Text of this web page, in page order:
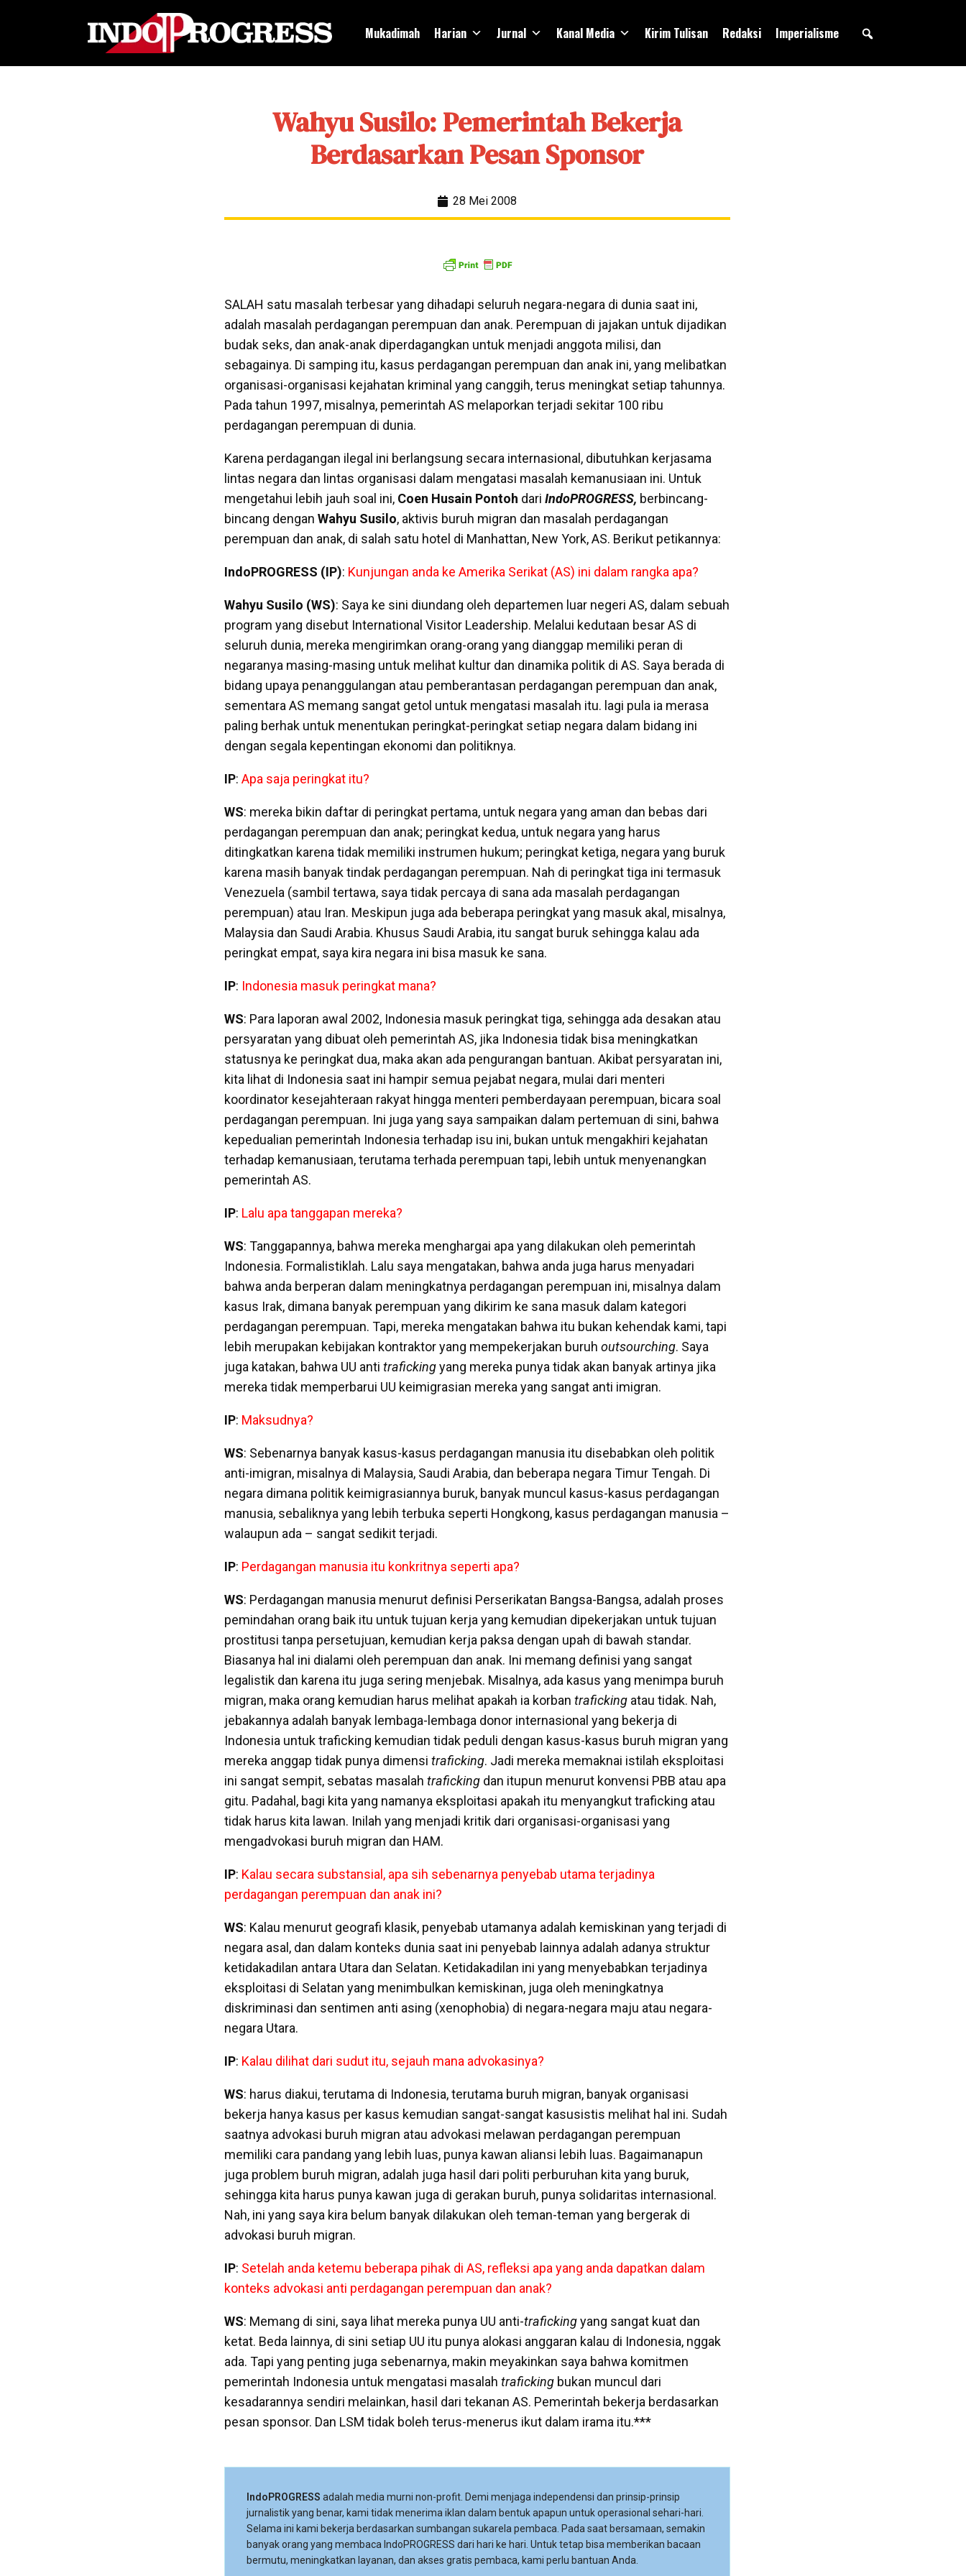
Mukadimah Harian Jurnal Kanal Media Kirim Tulisan Redaksi Imperialisme
Wahyu Susilo: Pemerintah Bekerja
Berdasarkan Pesan Sponsor
28 Mei 2008
SALAH satu masalah terbesar yang dihadapi seluruh negara-negara di dunia saat ini,
adalah masalah perdagangan perempuan dan anak. Perempuan di jajakan untuk dijadikan
budak seks, dan anak-anak diperdagangkan untuk menjadi anggota milisi, dan
sebagainya. Di samping itu, kasus perdagangan perempuan dan anak ini, yang melibatkan
organisasi-organisasi kejahatan kriminal yang canggih, terus meningkat setiap tahunnya.
Pada tahun 1997, misalnya, pemerintah AS melaporkan terjadi sekitar 100 ribu
perdagangan perempuan di dunia.
Karena perdagangan ilegal ini berlangsung secara internasional, dibutuhkan kerjasama
lintas negara dan lintas organisasi dalam mengatasi masalah kemanusiaan ini. Untuk
mengetahui lebih jauh soal ini, Coen Husain Pontoh dari IndoPROGRESS, berbincang-
bincang dengan Wahyu Susilo, aktivis buruh migran dan masalah perdagangan
perempuan dan anak, di salah satu hotel di Manhattan, New York, AS. Berikut petikannya:
IndoPROGRESS (IP): Kunjungan anda ke Amerika Serikat (AS) ini dalam rangka apa?
Wahyu Susilo (WS): Saya ke sini diundang oleh departemen luar negeri AS, dalam sebuah
program yang disebut International Visitor Leadership. Melalui kedutaan besar AS di
seluruh dunia, mereka mengirimkan orang-orang yang dianggap memiliki peran di
negaranya masing-masing untuk melihat kultur dan dinamika politik di AS. Saya berada di
bidang upaya penanggulangan atau pemberantasan perdagangan perempuan dan anak,
sementara AS memang sangat getol untuk mengatasi masalah itu. lagi pula ia merasa
paling berhak untuk menentukan peringkat-peringkat setiap negara dalam bidang ini
dengan segala kepentingan ekonomi dan politiknya.
IP: Apa saja peringkat itu?
WS: mereka bikin daftar di peringkat pertama, untuk negara yang aman dan bebas dari
perdagangan perempuan dan anak; peringkat kedua, untuk negara yang harus
ditingkatkan karena tidak memiliki instrumen hukum; peringkat ketiga, negara yang buruk
karena masih banyak tindak perdagangan perempuan. Nah di peringkat tiga ini termasuk
Venezuela (sambil tertawa, saya tidak percaya di sana ada masalah perdagangan
perempuan) atau Iran. Meskipun juga ada beberapa peringkat yang masuk akal, misalnya,
Malaysia dan Saudi Arabia. Khusus Saudi Arabia, itu sangat buruk sehingga kalau ada
peringkat empat, saya kira negara ini bisa masuk ke sana.
IP: Indonesia masuk peringkat mana?
WS: Para laporan awal 2002, Indonesia masuk peringkat tiga, sehingga ada desakan atau
persyaratan yang dibuat oleh pemerintah AS, jika Indonesia tidak bisa meningkatkan
statusnya ke peringkat dua, maka akan ada pengurangan bantuan. Akibat persyaratan ini,
kita lihat di Indonesia saat ini hampir semua pejabat negara, mulai dari menteri
koordinator kesejahteraan rakyat hingga menteri pemberdayaan perempuan, bicara soal
perdagangan perempuan. Ini juga yang saya sampaikan dalam pertemuan di sini, bahwa
kepedualian pemerintah Indonesia terhadap isu ini, bukan untuk mengakhiri kejahatan
terhadap kemanusiaan, terutama terhada perempuan tapi, lebih untuk menyenangkan
pemerintah AS.
IP: Lalu apa tanggapan mereka?
WS: Tanggapannya, bahwa mereka menghargai apa yang dilakukan oleh pemerintah
Indonesia. Formalistiklah. Lalu saya mengatakan, bahwa anda juga harus menyadari
bahwa anda berperan dalam meningkatnya perdagangan perempuan ini, misalnya dalam
kasus Irak, dimana banyak perempuan yang dikirim ke sana masuk dalam kategori
perdagangan perempuan. Tapi, mereka mengatakan bahwa itu bukan kehendak kami, tapi
lebih merupakan kebijakan kontraktor yang mempekerjakan buruh outsourching. Saya
juga katakan, bahwa UU anti trafickingyang mereka punya tidak akan banyak artinya jika
mereka tidak memperbarui UU keimigrasian mereka yang sangat anti imigran.
IP: Maksudnya?
WS: Sebenarnya banyak kasus-kasus perdagangan manusia itu disebabkan oleh politik
anti-imigran, misalnya di Malaysia, Saudi Arabia, dan beberapa negara Timur Tengah. Di
negara dimana politik keimigrasiannya buruk, banyak muncul kasus-kasus perdagangan
manusia, sebaliknya yang lebih terbuka seperti Hongkong, kasus perdagangan manusia –
walaupun ada – sangat sedikit terjadi.
IP: Perdagangan manusia itu konkritnya seperti apa?
WS: Perdagangan manusia menurut definisi Perserikatan Bangsa-Bangsa, adalah proses
pemindahan orang baik itu untuk tujuan kerja yang kemudian dipekerjakan untuk tujuan
prostitusi tanpa persetujuan, kemudian kerja paksa dengan upah di bawah standar.
Biasanya hal ini dialami oleh perempuan dan anak. Ini memang definisi yang sangat
legalistik dan karena itu juga sering menjebak. Misalnya, ada kasus yang menimpa buruh
migran, maka orang kemudian harus melihat apakah ia korban traficking atau tidak. Nah,
jebakannya adalah banyak lembaga-lembaga donor internasional yang bekerja di
Indonesia untuk traficking kemudian tidak peduli dengan kasus-kasus buruh migran yang
mereka anggap tidak punya dimensi traficking. Jadi mereka memaknai istilah eksploitasi
ini sangat sempit, sebatas masalah traficking dan itupun menurut konvensi PBB atau apa
gitu. Padahal, bagi kita yang namanya eksploitasi apakah itu menyangkut traficking atau
tidak harus kita lawan. Inilah yang menjadi kritik dari organisasi-organisasi yang
mengadvokasi buruh migran dan HAM.
IP: Kalau secara substansial, apa sih sebenarnya penyebab utama terjadinya
perdagangan perempuan dan anak ini?
WS: Kalau menurut geografi klasik, penyebab utamanya adalah kemiskinan yang terjadi di
negara asal, dan dalam konteks dunia saat ini penyebab lainnya adalah adanya struktur
ketidakadilan antara Utara dan Selatan. Ketidakadilan ini yang menyebabkan terjadinya
eksploitasi di Selatan yang menimbulkan kemiskinan, juga oleh meningkatnya
diskriminasi dan sentimen anti asing (xenophobia) di negara-negara maju atau negara-
negara Utara.
IP: Kalau dilihat dari sudut itu, sejauh mana advokasinya?
WS: harus diakui, terutama di Indonesia, terutama buruh migran, banyak organisasi
bekerja hanya kasus per kasus kemudian sangat-sangat kasusistis melihat hal ini. Sudah
saatnya advokasi buruh migran atau advokasi melawan perdagangan perempuan
memiliki cara pandang yang lebih luas, punya kawan aliansi lebih luas. Bagaimanapun
juga problem buruh migran, adalah juga hasil dari politi perburuhan kita yang buruk,
sehingga kita harus punya kawan juga di gerakan buruh, punya solidaritas internasional.
Nah, ini yang saya kira belum banyak dilakukan oleh teman-teman yang bergerak di
advokasi buruh migran.
IP: Setelah anda ketemu beberapa pihak di AS, refleksi apa yang anda dapatkan dalam
konteks advokasi anti perdagangan perempuan dan anak?
WS: Memang di sini, saya lihat mereka punya UU anti-trafickingyang sangat kuat dan
ketat. Beda lainnya, di sini setiap UU itu punya alokasi anggaran kalau di Indonesia, nggak
ada. Tapi yang penting juga sebenarnya, makin meyakinkan saya bahwa komitmen
pemerintah Indonesia untuk mengatasi masalah traficking bukan muncul dari
kesadarannya sendiri melainkan, hasil dari tekanan AS. Pemerintah bekerja berdasarkan
pesan sponsor. Dan LSM tidak boleh terus-menerus ikut dalam irama itu.***
IndoPROGRESS adalah media murni non-profit. Demi menjaga independensi dan prinsip-prinsip
jurnalistik yang benar, kami tidak menerima iklan dalam bentuk apapun untuk operasional sehari-hari.
Selama ini kami bekerja berdasarkan sumbangan sukarela pembaca. Pada saat bersamaan, semakin
banyak orang yang membaca IndoPROGRESS dari hari ke hari. Untuk tetap bisa memberikan bacaan
bermutu, meningkatkan layanan, dan akses gratis pembaca, kami perlu bantuan Anda.